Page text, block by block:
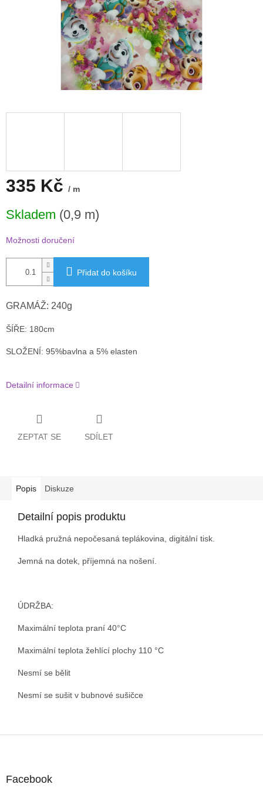
335 Kč / m
cena:
Skladem (0,9 m)
Možnosti doručení
Přidat do košíku
GRAMÁŽ: 240g
ŠÍŘE: 180cm
SLOŽENÍ: 95%bavlna a 5% elasten
Detailní informace
ZEPTAT SE SDÍLET
Popis Diskuze
Detailní popis produktu
Hladká pružná nepočesaná teplákovina, digitální tisk.
Jemná na dotek, příjemná na nošení.
ÚDRŽBA:
Maximální teplota praní 40°C
Maximální teplota žehlící plochy 110 °C
Nesmí se bělit
Nesmí se sušit v bubnové sušičce
Facebook